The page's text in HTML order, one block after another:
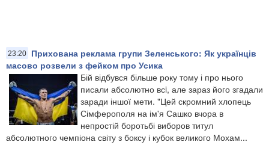
23:20
Прихована реклама групи Зеленського: Як українців
масово розвели з фейком про Усика
Бій відбувся більше року тому і про нього
писали абсолютно всi, але зараз його згадали
заради іншої мети. "Цей скромний хлопець
Сімферополя на ім'я Сашко вчора в
непростій боротьбі виборов титул
абсолютного чемпіона світу з боксу і кубок великого Мохам...